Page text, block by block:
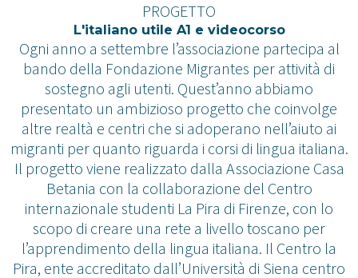
PROGETTO
L'italiano utile A1 e videocorso
Ogni anno a settembre l’associazione partecipa al
bando della Fondazione Migrantes per attività di
sostegno agli utenti. Quest’anno abbiamo
presentato un ambizioso progetto che coinvolge
altre realtà e centri che si adoperano nell’aiuto ai
migranti per quanto riguarda i corsi di lingua italiana.
Il progetto viene realizzato dalla Associazione Casa
Betania con la collaborazione del Centro
internazionale studenti La Pira di Firenze, con lo
scopo di creare una rete a livello toscano per
l’apprendimento della lingua italiana. Il Centro la
Pira, ente accreditato dall’Università di Siena centro